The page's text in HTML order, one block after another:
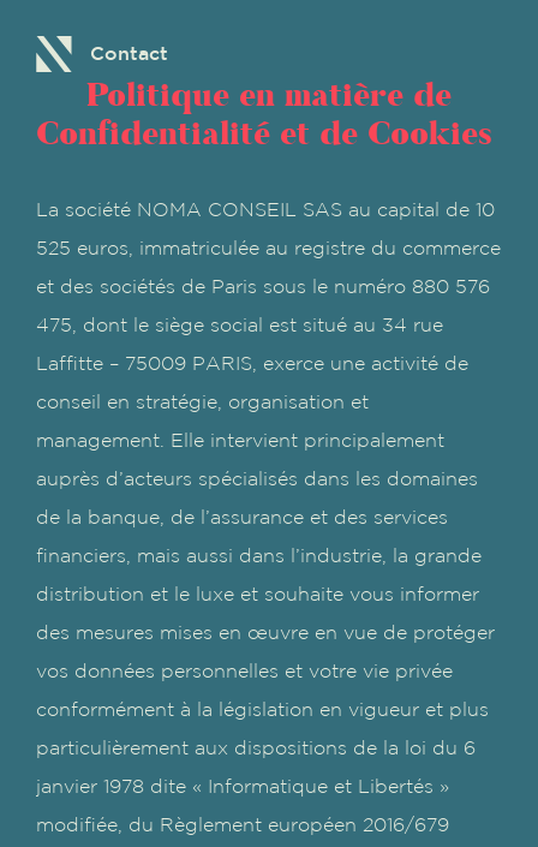
Contact
Politique en matière de
Confidentialité et de Cookies
La société NOMA CONSEIL SAS au capital de 10
525 euros, immatriculée au registre du commerce
et des sociétés de Paris sous le numéro 880 576
475, dont le siège social est situé au 34 rue
Laffitte – 75009 PARIS, exerce une activité de
conseil en stratégie, organisation et
management. Elle intervient principalement
auprès d’acteurs spécialisés dans les domaines
de la banque, de l’assurance et des services
financiers, mais aussi dans l’industrie, la grande
distribution et le luxe et souhaite vous informer
des mesures mises en œuvre en vue de protéger
vos données personnelles et votre vie privée
conformément à la législation en vigueur et plus
particulièrement aux dispositions de la loi du 6
janvier 1978 dite « Informatique et Libertés »
modifiée, du Règlement européen 2016/679